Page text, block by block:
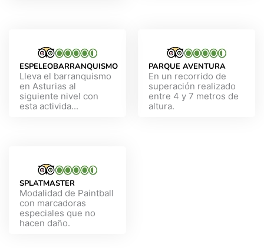
ESPELEOBARRANQUISMO
Lleva el barranquismo
en Asturias al
siguiente nivel con
esta activida...
PARQUE AVENTURA
En un recorrido de
superación realizado
entre 4 y 7 metros de
altura.
SPLATMASTER
Modalidad de Paintball
con marcadoras
especiales que no
hacen daño.